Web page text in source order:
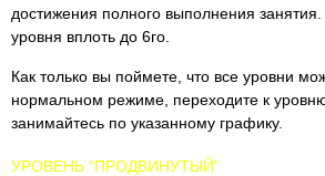
достижения полного выполнения
уровня вплоть до 6го.
Как только вы поймете, что все уровни
нормальном режиме, переходите к
занимайтесь по указанному графику.
УРОВЕНЬ “ПРОДВИНУТЫЙ”